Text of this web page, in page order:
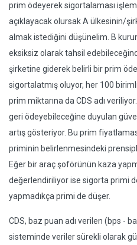
prim ödeyerek sigortalaması
açıklayacak olursak A ülkesinin/
almak istediğini düşünelim. B
eksiksiz olarak tahsil
şirketine giderek belirli bir prim
sigortalatmış oluyor, her 100
prim miktarına da CDS adı
geri ödeyebileceğine duyulan
artış gösteriyor. Bu prim
priminin belirlenmesindeki
Eğer bir araç şoförünün kaza
değerlendiriliyor ise sigorta primi
yapmadıkça primi de düşer.
CDS, baz puan adı verilen (bps -
sisteminde veriler sürekli olarak